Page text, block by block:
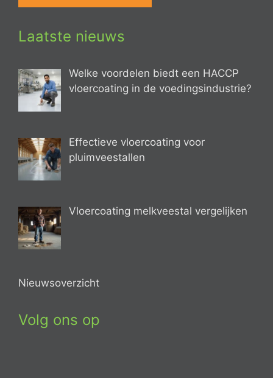
Laatste nieuws
Welke voordelen biedt een HACCP
vloercoating in de voedingsindustrie?
Effectieve vloercoating voor
pluimveestallen
Vloercoating melkveestal vergelijken
Nieuwsoverzicht
Volg ons op